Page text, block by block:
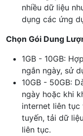
nhiều dữ liệu
dụng các ứng
Chọn Gói Dung
1GB - 10GB:
ngắn ngày, sử
10GB - 50GB:
ngày hoặc khi
internet liên
tuyến, tải dữ
liên tục.